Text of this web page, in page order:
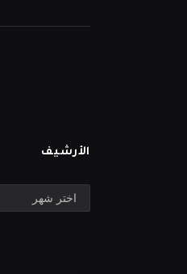
الأرشيف
الأرشيف